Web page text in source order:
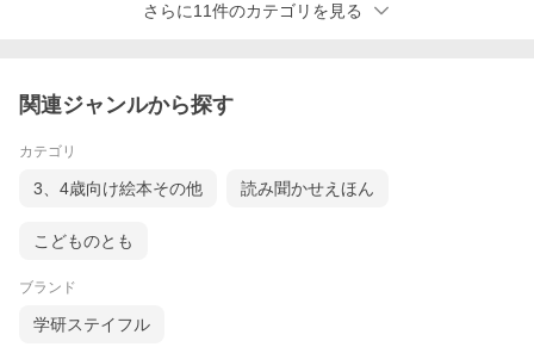
さらに11件のカテゴリを見る
関連ジャンルから探す
カテゴリ
3、4歳向け絵本その他 読み聞かせえほん
こどものとも
ブランド
学研ステイフル